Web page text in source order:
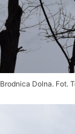
Brodnica Dolna. Fot.